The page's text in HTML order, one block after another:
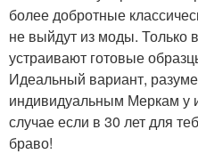
более добротные
не выйдут из моды. Только
устраивают готовые
Идеальный вариант,
индивидуальным Меркам у
случае если в 30 лет для
браво!